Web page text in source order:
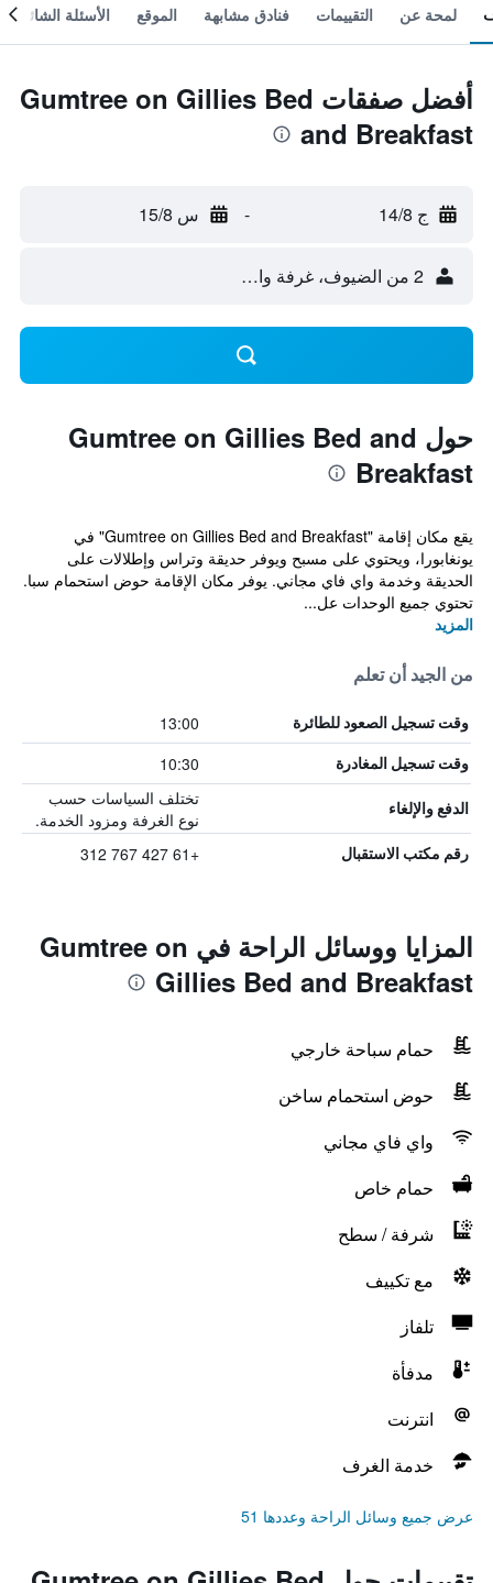
لمحة عن التقييمات فنادق مشابهة الموقع الأسئلة الشائعة
أفضل صفقات Gumtree on Gillies Bed
and Breakfast
ج 14/8 - س 15/8
2 من الضيوف، غرفة واحدة
حول Gumtree on Gillies Bed and
Breakfast
يقع مكان إقامة "Gumtree on Gillies Bed and Breakfast" في
يونغابورا، ويحتوي على مسبح ويوفر حديقة وتراس وإطلالات على
الحديقة وخدمة واي فاي مجاني. يوفر مكان الإقامة حوض استحمام سبا.
تحتوي جميع الوحدات عل...
المزيد
من الجيد أن تعلم
وقت تسجيل الصعود للطائرة 13:00
وقت تسجيل المغادرة 10:30
الدفع والإلغاء
تختلف السياسات حسب
نوع الغرفة ومزود الخدمة.
رقم مكتب الاستقبال +61 427 767 312
المزايا ووسائل الراحة في Gumtree on
Gillies Bed and Breakfast
حمام سباحة خارجي
حوض استحمام ساخن
واي فاي مجاني
حمام خاص
شرفة / سطح
مع تكييف
تلفاز
مدفأة
انترنت
خدمة الغرف
عرض جميع وسائل الراحة وعددها 51